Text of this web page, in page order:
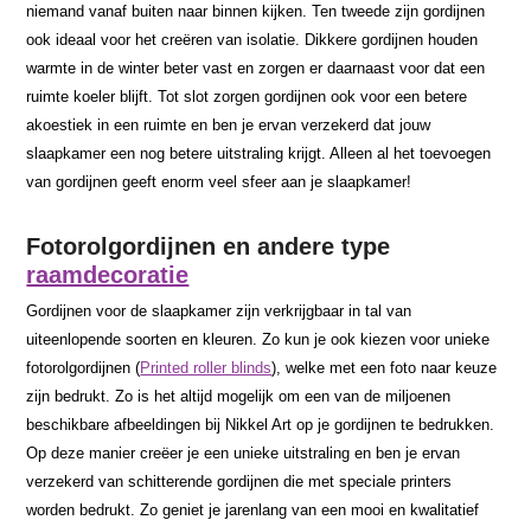
niemand vanaf buiten naar binnen kijken. Ten tweede zijn gordijnen
ook ideaal voor het creëren van isolatie. Dikkere gordijnen houden
warmte in de winter beter vast en zorgen er daarnaast voor dat een
ruimte koeler blijft. Tot slot zorgen gordijnen ook voor een betere
akoestiek in een ruimte en ben je ervan verzekerd dat jouw
slaapkamer een nog betere uitstraling krijgt. Alleen al het toevoegen
van gordijnen geeft enorm veel sfeer aan je slaapkamer!
Fotorolgordijnen en andere type
raamdecoratie
Gordijnen voor de slaapkamer zijn verkrijgbaar in tal van
uiteenlopende soorten en kleuren. Zo kun je ook kiezen voor unieke
fotorolgordijnen (Printed roller blinds), welke met een foto naar keuze
zijn bedrukt. Zo is het altijd mogelijk om een van de miljoenen
beschikbare afbeeldingen bij Nikkel Art op je gordijnen te bedrukken.
Op deze manier creëer je een unieke uitstraling en ben je ervan
verzekerd van schitterende gordijnen die met speciale printers
worden bedrukt. Zo geniet je jarenlang van een mooi en kwalitatief